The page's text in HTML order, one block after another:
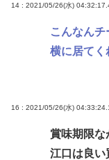
14 : 2021/05/26(水)
こんなんチ
横に居てく
16 : 2021/05/26(水)
賞味期限な
江口は良い